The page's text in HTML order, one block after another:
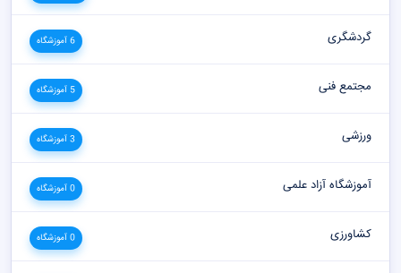
گردشگری 6 آموزشگاه
مجتمع فنی 5 آموزشگاه
ورزشی 3 آموزشگاه
آموزشگاه آزاد علمی 0 آموزشگاه
کشاورزی 0 آموزشگاه